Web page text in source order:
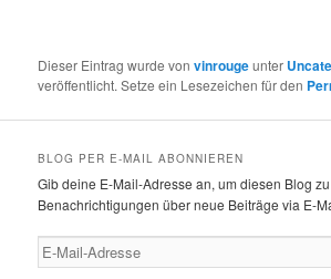
Dieser Eintrag wurde vonvinrougeunter
veröffentlicht. Setze ein Lesezeichen für den
BLOG PER E-MAIL ABONNIEREN
Gib deine E-Mail-Adresse an, um diesen Blog
Benachrichtigungen über neue Beiträge via E-
E-
Mail-